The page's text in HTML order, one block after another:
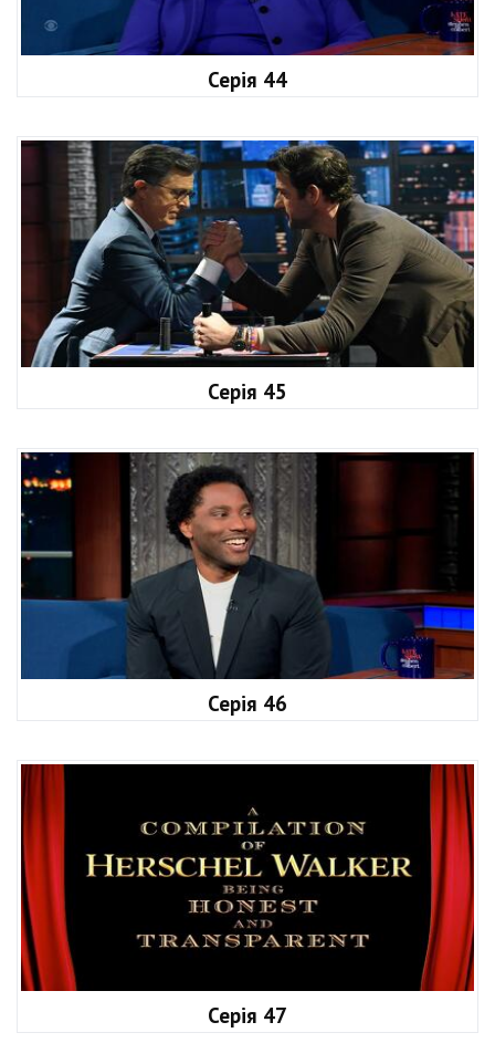
Серія 44
Серія 45
Серія 46
Серія 47